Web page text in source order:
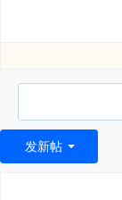
发新帖